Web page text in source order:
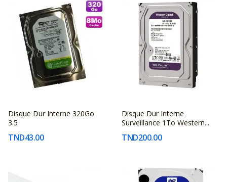
FABRICANT
Disque Dur Interne 320Go
3.5
TND43.00
FABRICANT
Disque Dur Interne
Surveillance 1To Western...
TND200.00